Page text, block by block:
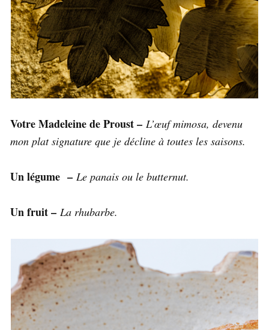
Votre Madeleine de Proust – L’œuf mimosa, devenu
mon plat signature que je décline à toutes les saisons.
Un légume – Le panais ou le butternut.
Un fruit – La rhubarbe.